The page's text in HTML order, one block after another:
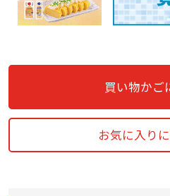
買い物かご
お気に入り